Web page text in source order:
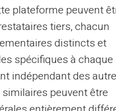
Carte prépayée
: la carte
bancaires
peut souvent être
plateforme peuvent
tiers, chacun
distincts et
spécifiques à chaque
indépendant des
peuvent être